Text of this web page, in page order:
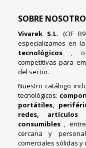
SOBRE
Vivarek S.L. (CIF
especializamos en la
tecnológicos ,
competitivas para
del sector.
Nuestro catálogo
tecnológicos:
portátiles,
redes, artículos
consumibles ,
cercana y
comerciales sólidas